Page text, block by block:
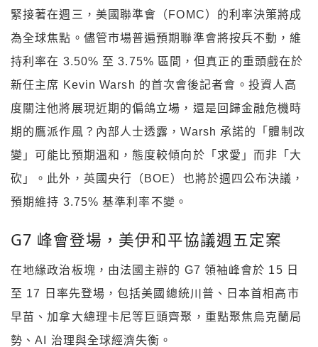
緊接著在週三，美國聯準會（FOMC）的利率決策將成
為全球焦點。儘管市場普遍預期聯準會將按兵不動，維
持利率在 3.50% 至 3.75% 區間，但真正的重頭戲在於
新任主席 Kevin Warsh 的首次會後記者會。投資人高
度關注他將展現近期的偏鴿立場，還是回歸金融危機時
期的鷹派作風？內部人士透露，Warsh 承諾的「體制改
變」可能比預期溫和，態度較傾向於「求愛」而非「大
砍」。此外，英國央行（BOE）也將於週四公布決議，
預期維持 3.75% 基準利率不變。
G7 峰會登場，美伊和平協議週五定案
在地緣政治板塊，由法國主辦的 G7 領袖峰會於 15 日
至 17 日率先登場，包括美國總統川普、日本首相高市
早苗、加拿大總理卡尼等巨頭齊聚，重點聚焦烏克蘭局
勢、AI 治理與全球經濟失衡。